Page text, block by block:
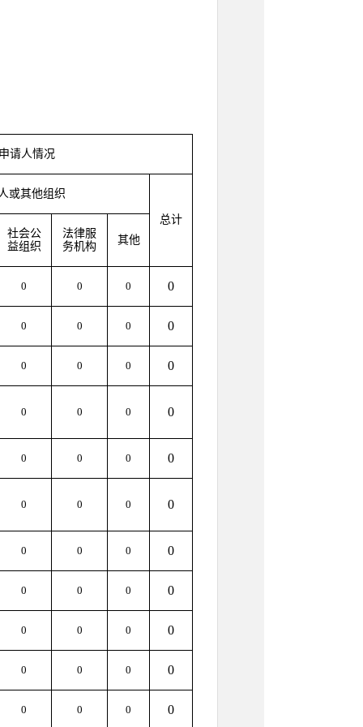
请人情况
或其他组织
总计
社会公
益组织
法律服
务机构
其他
0 0 0 0
0 0 0 0
0 0 0 0
0 0 0 0
0 0 0 0
0 0 0 0
0 0 0 0
0 0 0 0
0 0 0 0
0 0 0 0
0 0 0 0